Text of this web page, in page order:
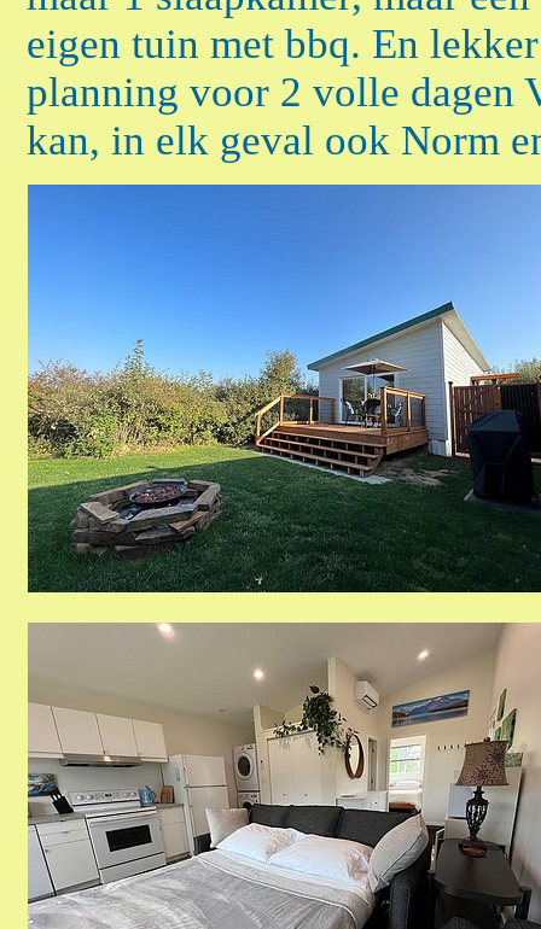
eigen tuin met bbq. En
planning voor 2 volle dagen
kan, in elk geval ook Norm